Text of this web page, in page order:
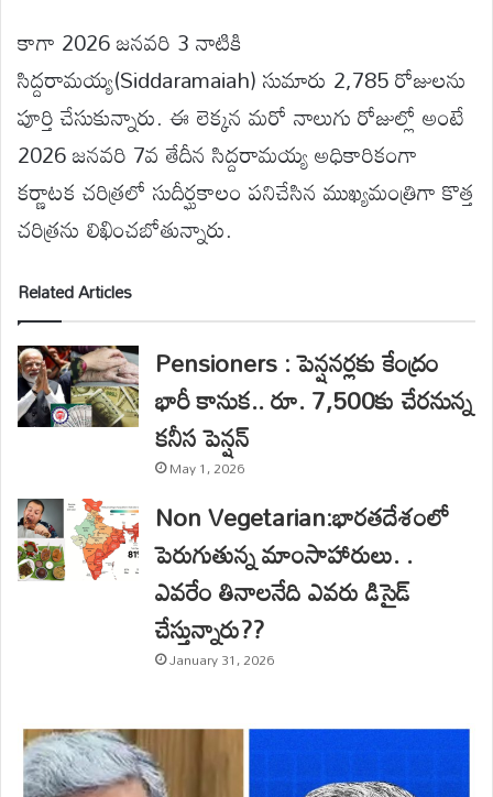
కాగా 2026 జనవరి 3 నాటికి
సిద్దరామయ్య(Siddaramaiah) సుమారు 2,785 రోజులను
పూర్తి చేసుకున్నారు. ఈ లెక్కన మరో నాలుగు రోజుల్లో అంటే
2026 జనవరి 7వ తేదీన సిద్దరామయ్య అధికారికంగా
కర్ణాటక చరిత్రలో సుదీర్ఘకాలం పనిచేసిన ముఖ్యమంత్రిగా కొత్త
చరిత్రను లిఖించబోతున్నారు.
Related Articles
Pensioners : పెన్షనర్లకు కేంద్రం
భారీ కానుక.. రూ. 7,500కు చేరనున్న
కనీస పెన్షన్
May 1, 2026
Non Vegetarian:భారతదేశంలో
పెరుగుతున్న మాంసాహారులు. .
ఎవరేం తినాలనేది ఎవరు డిసైడ్
చేస్తున్నారు??
January 31, 2026